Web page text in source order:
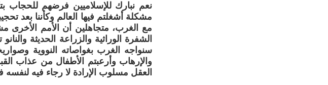
نعم نبارك للإسلاميين فرضهم للحجاب
مشكلة أشغلتم فيها العالم وكأننا بعد
مع الغرب، متجاهلين أن الأمم الأخرى
الشفرة الوراثية والزراعة الحديثة
سنواجه الغرب بغواصاته النووية
والإرهاب وأرعبتم الأطفال من عذاب
العقل مسلوب الإرادة لا رجاء فيه